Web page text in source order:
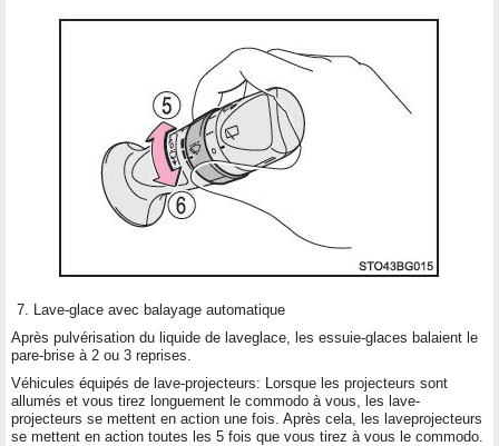
Lave-glace avec balayage automatique
Après pulvérisation du liquide de laveglace, les essuie-glaces balaient le
pare-brise à 2 ou 3 reprises.
Véhicules équipés de lave-projecteurs: Lorsque les projecteurs sont
allumés et vous tirez longuement le commodo à vous, les lave-
projecteurs se mettent en action une fois. Après cela, les laveprojecteurs
se mettent en action toutes les 5 fois que vous tirez à vous le commodo.